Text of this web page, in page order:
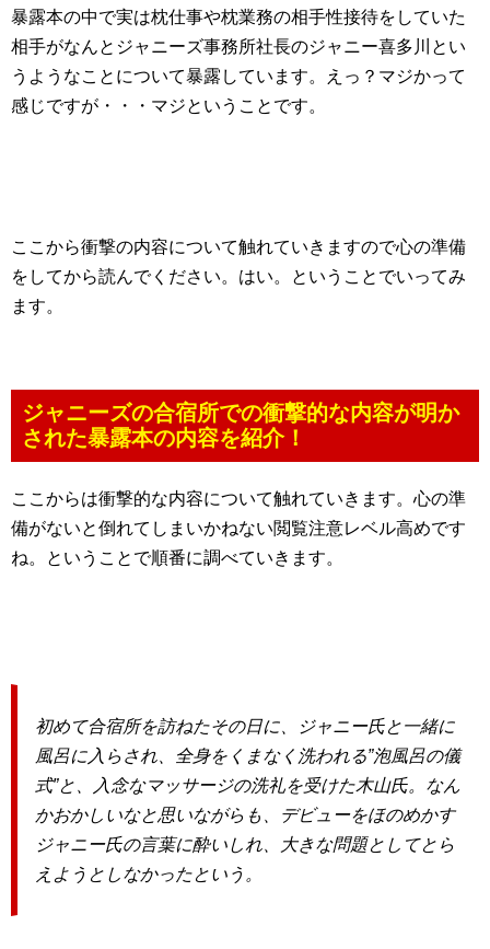
暴露本の中で実は枕仕事や枕業務の相手性接待をしていた
相手がなんとジャニーズ事務所社長のジャニー喜多川とい
うようなことについて暴露しています。えっ？マジかって
感じですが・・・マジということです。
ここから衝撃の内容について触れていきますので心の準備
をしてから読んでください。はい。ということでいってみ
ます。
ジャニーズの合宿所での衝撃的な内容が明か
された暴露本の内容を紹介！
ここからは衝撃的な内容について触れていきます。心の準
備がないと倒れてしまいかねない閲覧注意レベル高めです
ね。ということで順番に調べていきます。
初めて合宿所を訪ねたその日に、ジャニー氏と一緒に
風呂に入らされ、全身をくまなく洗われる”泡風呂の儀
式”と、入念なマッサージの洗礼を受けた木山氏。なん
かおかしいなと思いながらも、デビューをほのめかす
ジャニー氏の言葉に酔いしれ、大きな問題としてとら
えようとしなかったという。